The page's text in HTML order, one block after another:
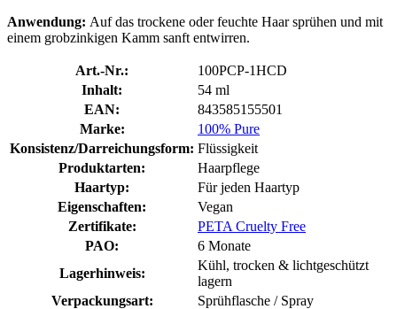
Anwendung: Auf das trockene oder feuchte Haar sprühen und mit
einem grobzinkigen Kamm sanft entwirren.
Art.-Nr.:
100PCP-1HCD
Inhalt:
54 ml
EAN:
843585155501
Marke:
100% Pure
Konsistenz/Darreichungsform: Flüssigkeit
Produktarten:
Haarpflege
Haartyp:
Für jeden Haartyp
Eigenschaften:
Vegan
Zertifikate:
PETA Cruelty Free
PAO:
6 Monate
Lagerhinweis:
Kühl, trocken & lichtgeschützt
lagern
Verpackungsart:
Sprühflasche / Spray